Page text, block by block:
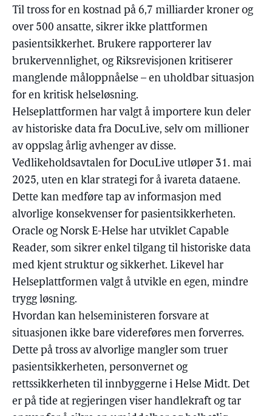
Til tross for en kostnad på 6,7 milliarder kroner og
over 500 ansatte, sikrer ikke plattformen
pasientsikkerhet. Brukere rapporterer lav
brukervennlighet, og Riksrevisjonen kritiserer
manglende måloppnåelse – en uholdbar situasjon
for en kritisk helseløsning.
Helseplattformen har valgt å importere kun deler
av historiske data fra DocuLive, selv om millioner
av oppslag årlig avhenger av disse.
Vedlikeholdsavtalen for DocuLive utløper 31. mai
2025, uten en klar strategi for å ivareta dataene.
Dette kan medføre tap av informasjon med
alvorlige konsekvenser for pasientsikkerheten.
Oracle og Norsk E-Helse har utviklet Capable
Reader, som sikrer enkel tilgang til historiske data
med kjent struktur og sikkerhet. Likevel har
Helseplattformen valgt å utvikle en egen, mindre
trygg løsning.
Hvordan kan helseministeren forsvare at
situasjonen ikke bare videreføres men forverres.
Dette på tross av alvorlige mangler som truer
pasientsikkerheten, personvernet og
rettssikkerheten til innbyggerne i Helse Midt. Det
er på tide at regjeringen viser handlekraft og tar